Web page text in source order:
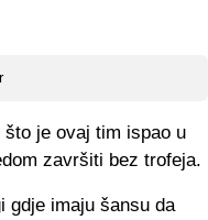
što je ovaj tim ispao u
završiti bez trofeja.
gdje imaju šansu da